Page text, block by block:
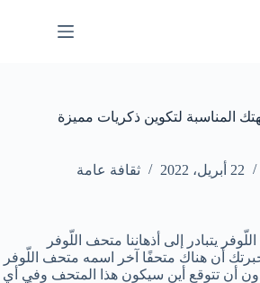
المناسبة لتكوين ذكريات مميزة
22 أبريل، 2022 ثقافة عامة
يتبادر إلى أذهاننا متحف اللّوفر
أن هناك متحفًا آخر اسمه متحف اللّوفر
أن تتوقع أين سيكون هذا المتحف وفي أي